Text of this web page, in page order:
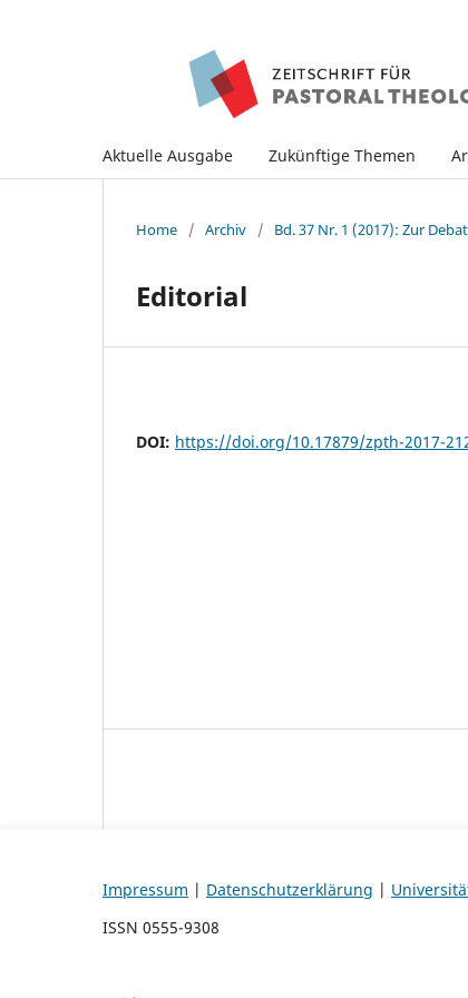
Aktuelle Ausgabe Zukünftige Themen
Home / Archiv / Bd. 37 Nr. 1 (2017): Zur
Editorial
DOI: https://doi.org/10.17879/zpth-2017-
Impressum | Datenschutzerklärung |
ISSN 0555-9308